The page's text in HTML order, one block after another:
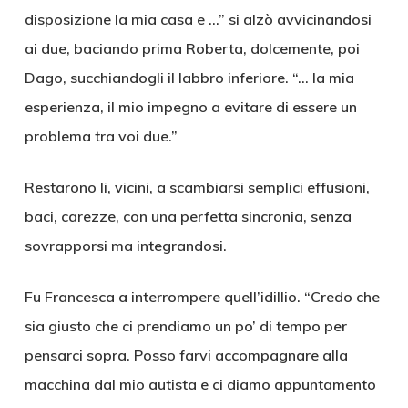
disposizione la mia casa e …” si alzò avvicinandosi
ai due, baciando prima Roberta, dolcemente, poi
Dago, succhiandogli il labbro inferiore. “… la mia
esperienza, il mio impegno a evitare di essere un
problema tra voi due.”
Restarono li, vicini, a scambiarsi semplici effusioni,
baci, carezze, con una perfetta sincronia, senza
sovrapporsi ma integrandosi.
Fu Francesca a interrompere quell’idillio. “Credo che
sia giusto che ci prendiamo un po’ di tempo per
pensarci sopra. Posso farvi accompagnare alla
macchina dal mio autista e ci diamo appuntamento